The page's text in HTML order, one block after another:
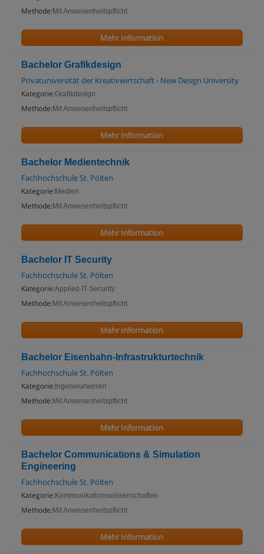
Methode: Mit Anwesenheitspflicht
Mehr Information
Bachelor Grafikdesign
Privatuniversität der Kreativwirtschaft - New Design University
Kategorie:Grafikdesign
Methode: Mit Anwesenheitspflicht
Mehr Information
Bachelor Medientechnik
Fachhochschule St. Pölten
Kategorie: Medien
Methode: Mit Anwesenheitspflicht
Mehr Information
Bachelor IT Security
Fachhochschule St. Pölten
Kategorie:Applied IT-Security
Methode: Mit Anwesenheitspflicht
Mehr Information
Bachelor Eisenbahn-Infrastrukturtechnik
Fachhochschule St. Pölten
Kategorie: Ingenieurwesen
Methode: Mit Anwesenheitspflicht
Mehr Information
Bachelor Communications & Simulation
Engineering
Fachhochschule St. Pölten
Kategorie: Kommunikationswissenschaften
Methode: Mit Anwesenheitspflicht
Mehr Information